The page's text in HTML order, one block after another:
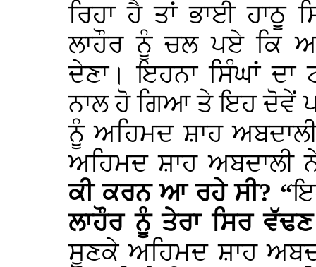
ਰਿਹਾ ਹੈ ਤਾਂ ਭਾਈ ਹਾਠੂ
ਲਾਹੌਰ ਨੂੰ ਚਲ ਪਏ ਕਿ
ਦੇਣਾ। ਇਹਨਾ ਸਿੰਘਾਂ ਦਾ
ਨਾਲ ਹੋ ਗਿਆ ਤੇ ਇਹ ਦੋਵੇਂ
ਨੂੰ ਅਹਿਮਦ ਸ਼ਾਹ
ਅਹਿਮਦ ਸ਼ਾਹ ਅਬਦਾਲੀ
ਕੀ ਕਰਨ ਆ ਰਹੇ ਸੀ? “
ਲਾਹੌਰ ਨੂੰ ਤੇਰਾ ਸਿਰ
ਸੁਣਕੇ ਅਹਿਮਦ ਸ਼ਾਹ